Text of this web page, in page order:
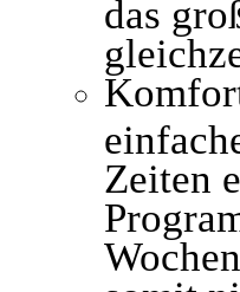
das
Zeiten